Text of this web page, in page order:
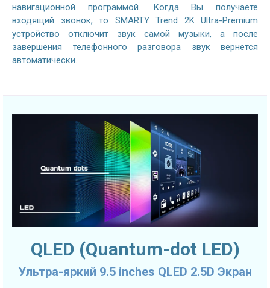
навигационной программой. Когда Вы получаете
входящий звонок, то SMARTY Trend 2K Ultra-Premium
устройство отключит звук самой музыки, а после
завершения телефонного разговора звук вернется
автоматически.
QLED (Quantum-dot LED)
Ультра-яркий 9.5 inches QLED 2.5D Экран